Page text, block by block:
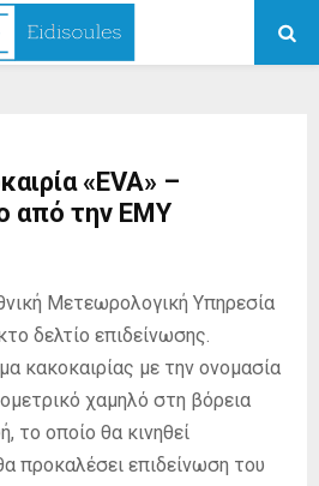
«EVA» –
από την ΕΜΥ
Μετεωρολογική Υπηρεσία
δελτίο επιδείνωσης.
κακοκαιρίας με την ονομασία
χαμηλό στη βόρεια
το οποίο θα κινηθεί
προκαλέσει επιδείνωση του